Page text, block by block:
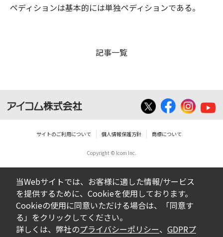
ペディションは基本的には単独ペディションである。
記事一覧
サイトのご利用について 個人情報保護方針 商標について
Copyright © Icom Inc.
当Webサイトでは、お客様に適した情報/サービス
を提供するために、Cookieを使用しております。
Cookieの使用に同意いただける場合は、「同意す
る」をクリックしてください。
詳しくは、弊社のプライバシーポリシー、 GDPRプ